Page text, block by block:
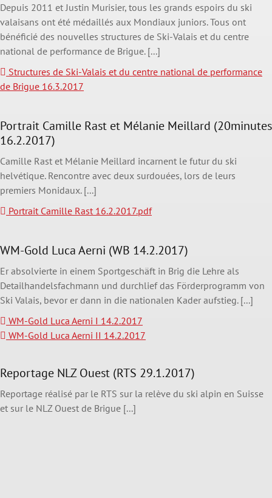
Depuis 2011 et Justin Murisier, tous les grands espoirs du ski
valaisans ont été médaillés aux Mondiaux juniors. Tous ont
bénéficié des nouvelles structures de Ski-Valais et du centre
national de performance de Brigue. [...]
Structures de Ski-Valais et du centre national de performance
de Brigue 16.3.2017
Portrait Camille Rast et Mélanie Meillard (20minutes
16.2.2017)
Camille Rast et Mélanie Meillard incarnent le futur du ski
helvétique. Rencontre avec deux surdouées, lors de leurs
premiers Monidaux. [...]
Portrait Camille Rast 16.2.2017.pdf
WM-Gold Luca Aerni (WB 14.2.2017)
Er absolvierte in einem Sportgeschäft in Brig die Lehre als
Detailhandelsfachmann und durchlief das Förderprogramm von
Ski Valais, bevor er dann in die nationalen Kader aufstieg. [...]
WM-Gold Luca Aerni I 14.2.2017
WM-Gold Luca Aerni II 14.2.2017
Reportage NLZ Ouest (RTS 29.1.2017)
Reportage réalisé par le RTS sur la relève du ski alpin en Suisse
et sur le NLZ Ouest de Brigue [...]